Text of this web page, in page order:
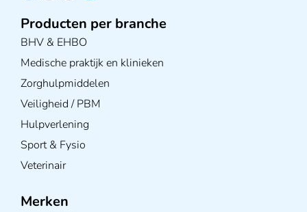
Producten per branche
BHV & EHBO
Medische praktijk en klinieken
Zorghulpmiddelen
Veiligheid / PBM
Hulpverlening
Sport & Fysio
Veterinair
Merken